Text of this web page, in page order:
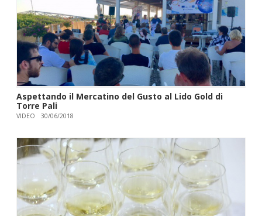
Aspettando il Mercatino del Gusto al Lido Gold di
Torre Pali
VIDEO 30/06/2018